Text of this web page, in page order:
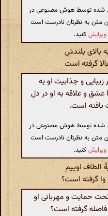
شده توسط هوش مصنوعی در
متن به نظرتان نادرست است
ویرایشکنید.
بلندش
گرفته است
و جذابیت او به
و علاقه به او در دل
است.
شده توسط هوش مصنوعی در
متن به نظرتان نادرست است
ویرایشکنید.
الطاف اوییم
وا گرفته است؟
حمایت و مهربانی او
فاصله گرفته است؟